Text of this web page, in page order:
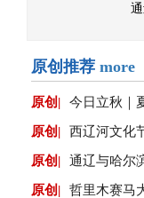
原创推荐 more
原创| 今日立秋｜
原创| 西辽河文化
原创| 通辽与哈尔
原创| 哲里木赛马